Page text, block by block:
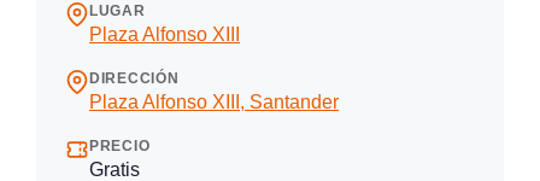
LUGAR
Plaza Alfonso XIII
DIRECCIÓN
Plaza Alfonso XIII, Santander
PRECIO
Gratis